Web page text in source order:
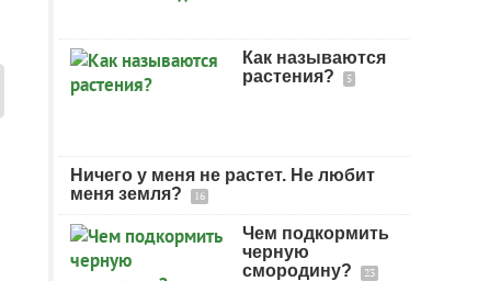
Как называются
растения?
5
Ничего у меня не растет. Не любит
меня земля?
16
Чем подкормить
черную
смородину?
23